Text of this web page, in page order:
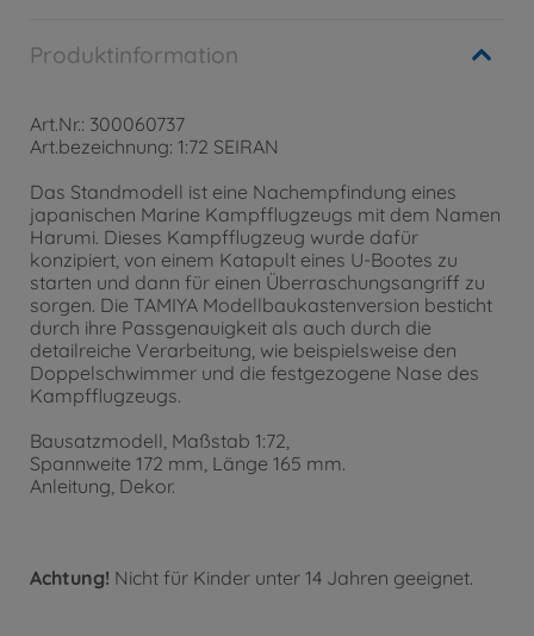
Produktinformation
Art.Nr.: 300060737
Art.bezeichnung: 1:72 SEIRAN
Das Standmodell ist eine Nachempfindung eines
japanischen Marine Kampfflugzeugs mit dem Namen
Harumi. Dieses Kampfflugzeug wurde dafür
konzipiert, von einem Katapult eines U-Bootes zu
starten und dann für einen Überraschungsangriff zu
sorgen. Die TAMIYA Modellbaukastenversion besticht
durch ihre Passgenauigkeit als auch durch die
detailreiche Verarbeitung, wie beispielsweise den
Doppelschwimmer und die festgezogene Nase des
Kampfflugzeugs.
Bausatzmodell, Maßstab 1:72,
Spannweite 172 mm, Länge 165 mm.
Anleitung, Dekor.
Achtung! Nicht für Kinder unter 14 Jahren geeignet.